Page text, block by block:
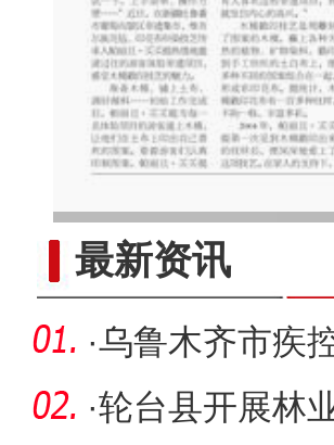
最新资讯
·乌鲁木齐市疾
预防
·轮台县开展林